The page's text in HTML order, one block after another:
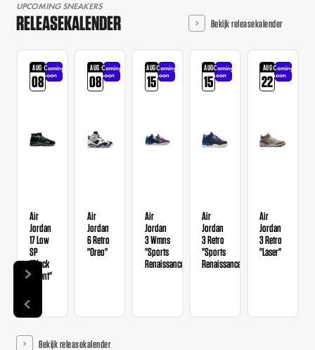
UPCOMING SNEAKERS
RELEASEKALENDER Bekijk releasekalender
AUG
08
Coming
soon
Air
Jordan
17 Low
SP
"Black
Patent"
AUG
08
Coming
soon
Air
Jordan
6 Retro
"Oreo"
AUG
15
Coming
soon
Air
Jordan
3 Wmns
"Sports
Renaissance"
AUG
15
Coming
soon
Air
Jordan
3 Retro
"Sports
Renaissance"
AUG
22
Coming
soon
Air
Jordan
3 Retro
"Laser"
Bekijk releasekalender